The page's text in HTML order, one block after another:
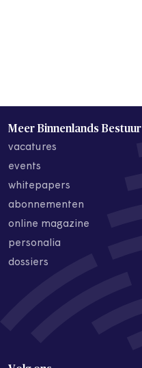
Meer Binnenlands Bestuur
vacatures
events
whitepapers
abonnementen
online magazine
personalia
dossiers